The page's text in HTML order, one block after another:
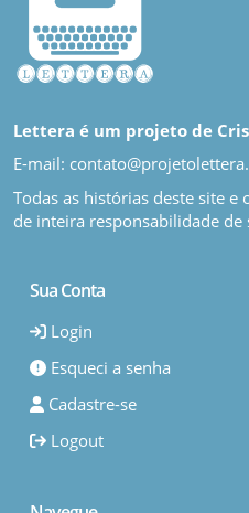
Lettera é um projeto de
E-mail:
Todas as histórias deste site
de inteira responsabilidade de
Sua Conta
Login
Esqueci a senha
Cadastre-se
Logout